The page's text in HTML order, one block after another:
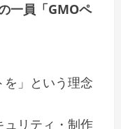
一員「GMOペ
を」という理念
ュリティ・制作